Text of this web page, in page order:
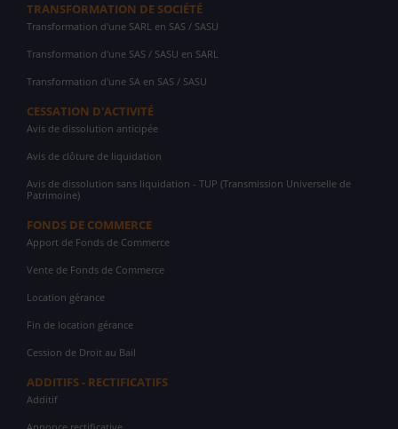
TRANSFORMATION DE SOCIÉTÉ
Transformation d'une SARL en SAS / SASU
Transformation d'une SAS / SASU en SARL
Transformation d'une SA en SAS / SASU
CESSATION D'ACTIVITÉ
Avis de dissolution anticipée
Avis de clôture de liquidation
Avis de dissolution sans liquidation - TUP (Transmission Universelle de
Patrimoine)
FONDS DE COMMERCE
Apport de Fonds de Commerce
Vente de Fonds de Commerce
Location gérance
Fin de location gérance
Cession de Droit au Bail
ADDITIFS - RECTIFICATIFS
Additif